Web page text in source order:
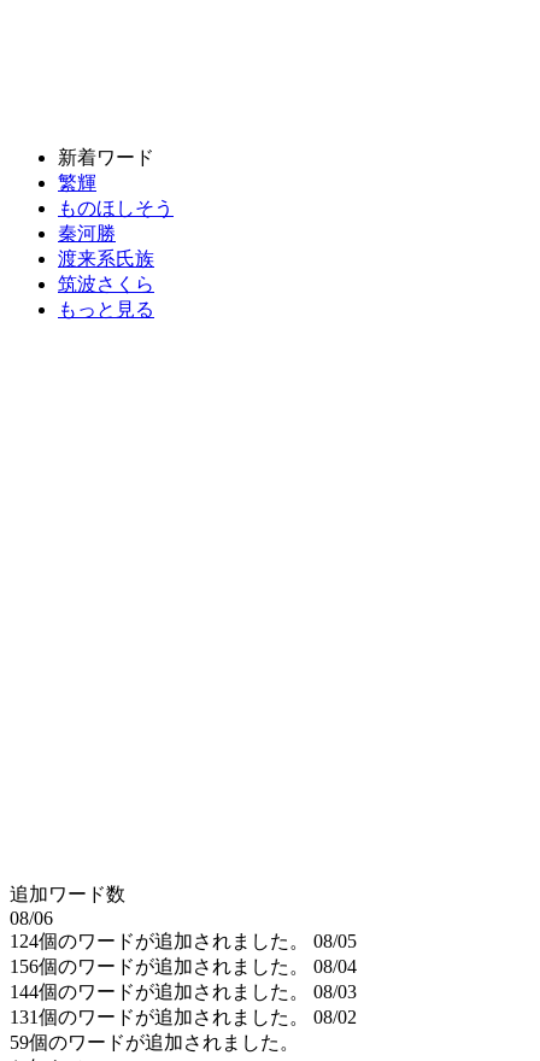
新着ワード
繁輝
ものほしそう
秦河勝
渡来系氏族
筑波さくら
もっと見る
追加ワード数
08/06
124個のワードが追加されました。
08/05
156個のワードが追加されました。
08/04
144個のワードが追加されました。
08/03
131個のワードが追加されました。
08/02
59個のワードが追加されました。